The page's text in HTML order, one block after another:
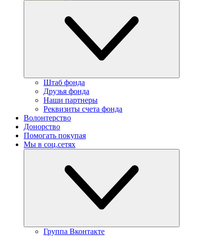
Штаб фонда
Друзья фонда
Наши партнеры
Реквизиты счета фонда
Волонтерство
Донорство
Помогать покупая
Мы в соц.сетях
Группа Вконтакте